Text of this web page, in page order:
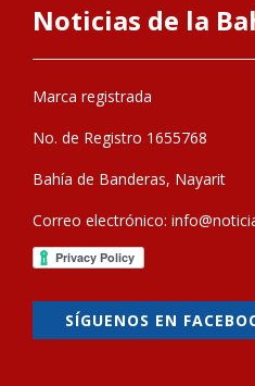
Noticias de la
Marca registrada
No. de Registro 1655768
Bahía de Banderas, Nayarit
Correo electrónico:
SÍGUENOS EN